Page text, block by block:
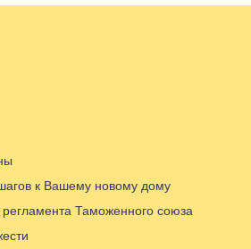
к Вашему новому дому
регламента Таможенного союза